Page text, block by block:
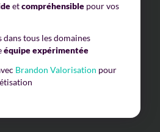
etcompréhensible pour vos
dans tous les domaines
équipe expérimentée
Brandon Valorisation pour